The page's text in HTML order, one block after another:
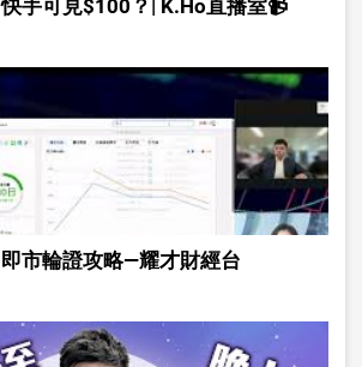
手可見$100？| K.Ho直播室📹
市輪證攻略—耀才財經台